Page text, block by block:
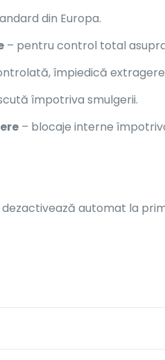
din Europa.
– pentru control total
împiedică
împotriva smulgerii.
– blocaje interne
automat la